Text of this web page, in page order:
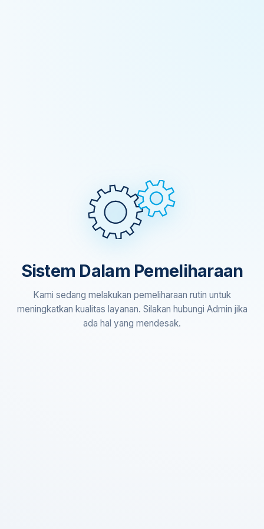
Sistem Dalam Pemeliharaan
Kami sedang melakukan pemeliharaan rutin untuk
meningkatkan kualitas layanan. Silakan hubungi Admin jika
ada hal yang mendesak.